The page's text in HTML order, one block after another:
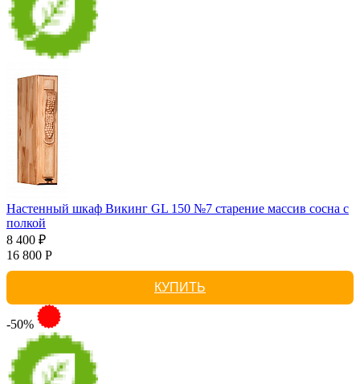
Настенный шкаф Викинг GL 150 №7 старение массив сосна с
полкой
8 400 ₽
16 800 Р
КУПИТЬ
-50%